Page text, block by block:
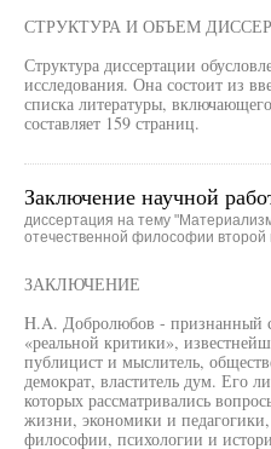
СТРУКТУРА И ОБЪЕМ
Структура диссертации
исследования. Она состоит из
списка литературы,
составляет 159 страниц.
Заключение научной
диссертация на тему
отечественной философии
ЗАКЛЮЧЕНИЕ
H.A. Добролюбов - признанный
«реальной критики»,
публицист и мыслитель,
демократ, властитель дум. Его
которых рассматривались
жизни, экономики и
философии, психологии и